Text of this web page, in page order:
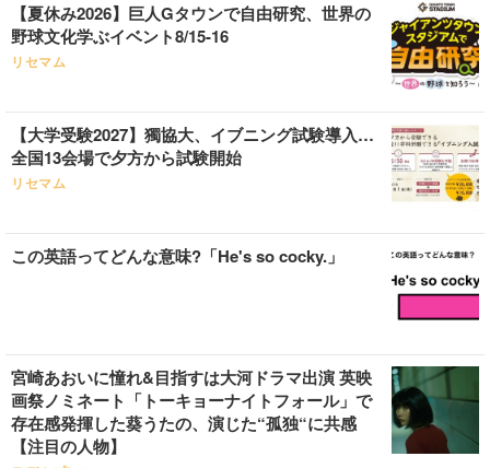
【夏休み2026】巨人Gタウンで自由研究、世界の
野球文化学ぶイベント8/15-16
リセマム
【大学受験2027】獨協大、イブニング試験導入…
全国13会場で夕方から試験開始
リセマム
この英語ってどんな意味?「He's so cocky.」
宮崎あおいに憧れ&目指すは大河ドラマ出演 英映
画祭ノミネート「トーキョーナイトフォール」で
存在感発揮した葵うたの、演じた“孤独“に共感
【注目の人物】